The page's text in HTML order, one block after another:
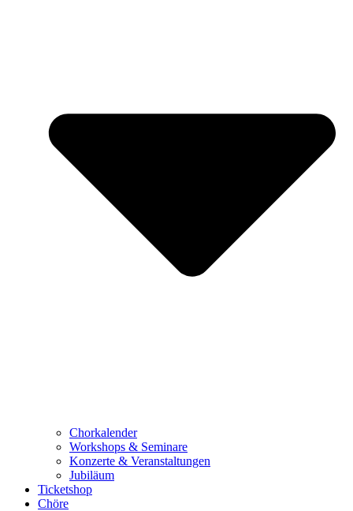
Chorkalender
Workshops & Seminare
Konzerte & Veranstaltungen
Jubiläum
Ticketshop
Chöre